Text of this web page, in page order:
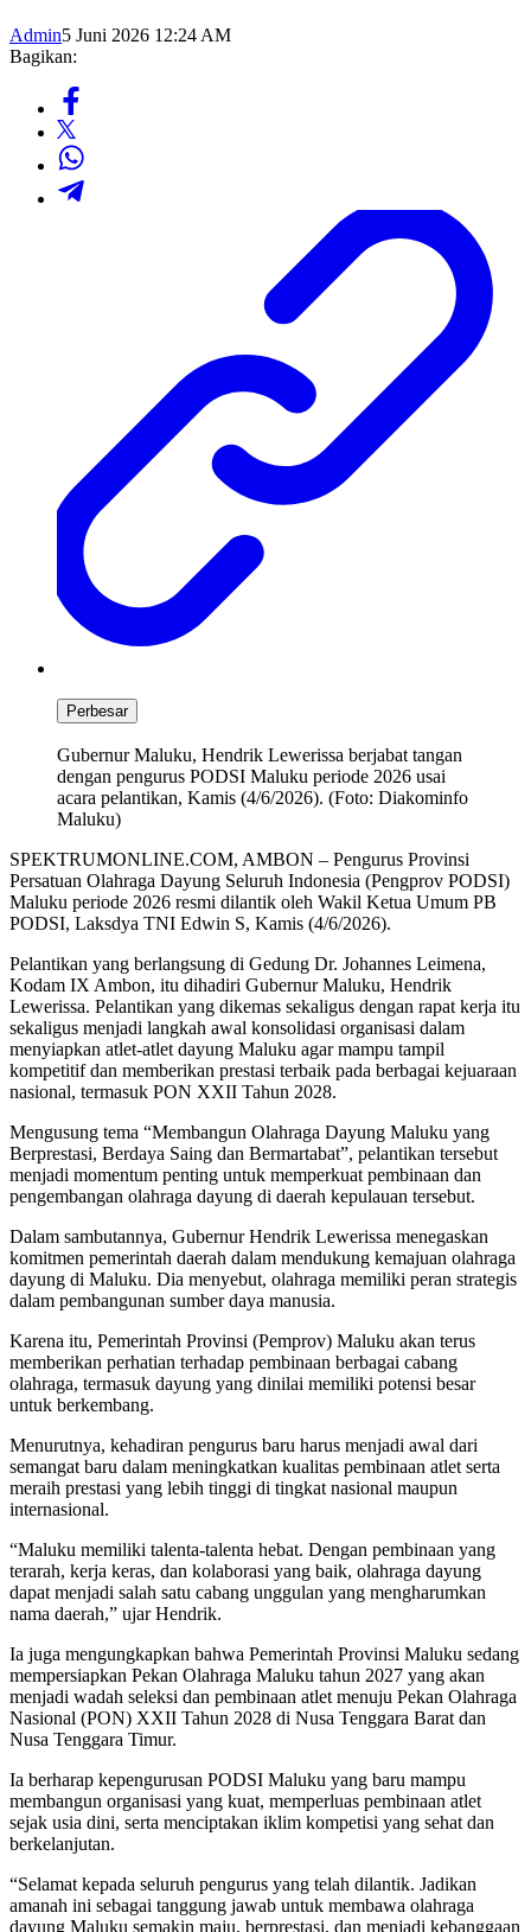
Admin5 Juni 2026 12:24 AM
Bagikan:
Perbesar
Gubernur Maluku, Hendrik Lewerissa berjabat tangan
dengan pengurus PODSI Maluku periode 2026 usai
acara pelantikan, Kamis (4/6/2026). (Foto: Diakominfo
Maluku)
SPEKTRUMONLINE.COM, AMBON – Pengurus Provinsi
Persatuan Olahraga Dayung Seluruh Indonesia (Pengprov PODSI)
Maluku periode 2026 resmi dilantik oleh Wakil Ketua Umum PB
PODSI, Laksdya TNI Edwin S, Kamis (4/6/2026).
Pelantikan yang berlangsung di Gedung Dr. Johannes Leimena,
Kodam IX Ambon, itu dihadiri Gubernur Maluku, Hendrik
Lewerissa. Pelantikan yang dikemas sekaligus dengan rapat kerja itu
sekaligus menjadi langkah awal konsolidasi organisasi dalam
menyiapkan atlet-atlet dayung Maluku agar mampu tampil
kompetitif dan memberikan prestasi terbaik pada berbagai kejuaraan
nasional, termasuk PON XXII Tahun 2028.
Mengusung tema “Membangun Olahraga Dayung Maluku yang
Berprestasi, Berdaya Saing dan Bermartabat”, pelantikan tersebut
menjadi momentum penting untuk memperkuat pembinaan dan
pengembangan olahraga dayung di daerah kepulauan tersebut.
Dalam sambutannya, Gubernur Hendrik Lewerissa menegaskan
komitmen pemerintah daerah dalam mendukung kemajuan olahraga
dayung di Maluku. Dia menyebut, olahraga memiliki peran strategis
dalam pembangunan sumber daya manusia.
Karena itu, Pemerintah Provinsi (Pemprov) Maluku akan terus
memberikan perhatian terhadap pembinaan berbagai cabang
olahraga, termasuk dayung yang dinilai memiliki potensi besar
untuk berkembang.
Menurutnya, kehadiran pengurus baru harus menjadi awal dari
semangat baru dalam meningkatkan kualitas pembinaan atlet serta
meraih prestasi yang lebih tinggi di tingkat nasional maupun
internasional.
“Maluku memiliki talenta-talenta hebat. Dengan pembinaan yang
terarah, kerja keras, dan kolaborasi yang baik, olahraga dayung
dapat menjadi salah satu cabang unggulan yang mengharumkan
nama daerah,” ujar Hendrik.
Ia juga mengungkapkan bahwa Pemerintah Provinsi Maluku sedang
mempersiapkan Pekan Olahraga Maluku tahun 2027 yang akan
menjadi wadah seleksi dan pembinaan atlet menuju Pekan Olahraga
Nasional (PON) XXII Tahun 2028 di Nusa Tenggara Barat dan
Nusa Tenggara Timur.
Ia berharap kepengurusan PODSI Maluku yang baru mampu
membangun organisasi yang kuat, memperluas pembinaan atlet
sejak usia dini, serta menciptakan iklim kompetisi yang sehat dan
berkelanjutan.
“Selamat kepada seluruh pengurus yang telah dilantik. Jadikan
amanah ini sebagai tanggung jawab untuk membawa olahraga
dayung Maluku semakin maju, berprestasi, dan menjadi kebanggaan